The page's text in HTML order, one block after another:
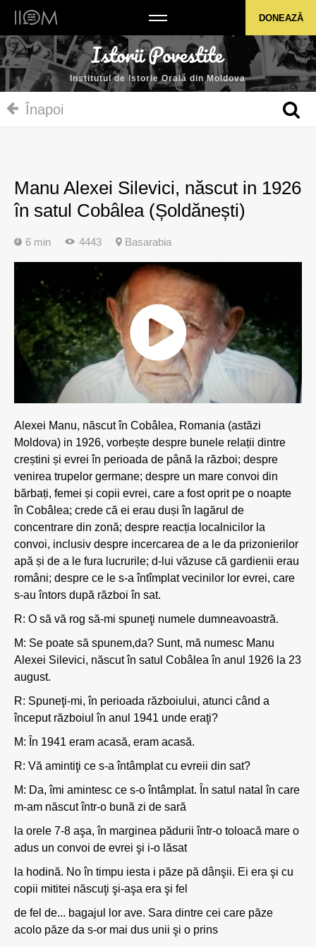
Institutul de Istorie Orală din MoldovaDONEAZĂ
Institutul de Istorie Orală din Moldova
Înapoi
Manu Alexei Silevici, născut in 1926
în satul Cobâlea (Șoldănești)
6 min 4443 Basarabia
Alexei Manu, născut în Cobâlea, Romania (astăzi
Moldova) in 1926, vorbește despre bunele relații dintre
creștini și evrei în perioada de până la război; despre
venirea trupelor germane; despre un mare convoi din
bărbați, femei și copii evrei, care a fost oprit pe o noapte
în Cobâlea; crede că ei erau duși în lagărul de
concentrare din zonă; despre reacția localnicilor la
convoi, inclusiv despre incercarea de a le da prizonierilor
apă și de a le fura lucrurile; d-lui văzuse că gardienii erau
români; despre ce le s-a întîmplat vecinilor lor evrei, care
s-au întors după război în sat.
R: O să vă rog să-mi spuneţi numele dumneavoastră.
M: Se poate să spunem,da? Sunt, mă numesc Manu
Alexei Silevici, născut în satul Cobâlea în anul 1926 la 23
august.
R: Spuneţi-mi, în perioada războiului, atunci când a
început războiul în anul 1941 unde eraţi?
M: În 1941 eram acasă, eram acasă.
R: Vă amintiţi ce s-a întâmplat cu evreii din sat?
M: Da, îmi amintesc ce s-o întâmplat. În satul natal în care
m-am născut într-o bună zi de sară
la orele 7-8 aşa, în marginea pădurii într-o toloacă mare o
adus un convoi de evrei şi i-o lăsat
la hodină. No în timpu iesta i păze pă dânşii. Ei era şi cu
copii mititei născuţi şi-aşa era şi fel
de fel de... bagajul lor ave. Sara dintre cei care păze
acolo păze da s-or mai dus unii şi o prins